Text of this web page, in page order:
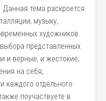
Данная тема раскроется
музыку,
художников.
представленных
и верные, и жестокие,
на себя,
каждого отдельного
поучаствуете в